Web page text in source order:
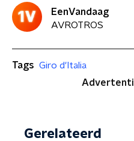
EenVandaag
AVROTROS
Tags Giro d'Italia
Gerelateerd